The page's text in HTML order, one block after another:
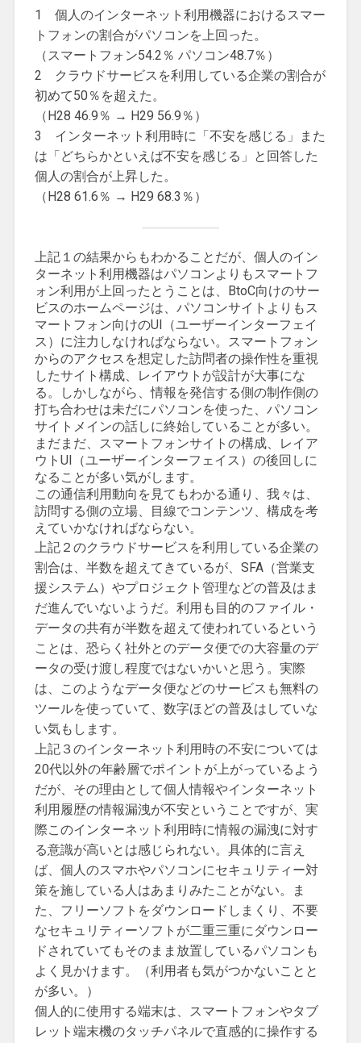
1 個人のインターネット利用機器におけるスマー
トフォンの割合がパソコンを上回った。
（スマートフォン54.2％ パソコン48.7％）
2 クラウドサービスを利用している企業の割合が
初めて50％を超えた。
（H28 46.9％ → H29 56.9％）
3 インターネット利用時に「不安を感じる」また
は「どちらかといえば不安を感じる」と回答した
個人の割合が上昇した。
（H28 61.6％ → H29 68.3％）
上記１の結果からもわかることだが、個人のイン
ターネット利用機器はパソコンよりもスマートフ
ォン利用が上回ったとうことは、BtoC向けのサー
ビスのホームページは、パソコンサイトよりもス
マートフォン向けのUI（ユーザーインターフェイ
ス）に注力しなければならない。スマートフォン
からのアクセスを想定した訪問者の操作性を重視
したサイト構成、レイアウトが設計が大事にな
る。しかしながら、情報を発信する側の制作側の
打ち合わせは未だにパソコンを使った、パソコン
サイトメインの話しに終始していることが多い。
まだまだ、スマートフォンサイトの構成、レイア
ウトUI（ユーザーインターフェイス）の後回しに
なることが多い気がします。
この通信利用動向を見てもわかる通り、我々は、
訪問する側の立場、目線でコンテンツ、構成を考
えていかなければならない。
上記２のクラウドサービスを利用している企業の
割合は、半数を超えてきているが、SFA（営業支
援システム）やプロジェクト管理などの普及はま
だ進んでいないようだ。利用も目的のファイル・
データの共有が半数を超えて使われているという
ことは、恐らく社外とのデータ便での大容量のデ
ータの受け渡し程度ではないかいと思う。実際
は、このようなデータ便などのサービスも無料の
ツールを使っていて、数字ほどの普及はしていな
い気もします。
上記３のインターネット利用時の不安については
20代以外の年齢層でポイントが上がっているよう
だが、その理由として個人情報やインターネット
利用履歴の情報漏洩が不安ということですが、実
際このインターネット利用時に情報の漏洩に対す
る意識が高いとは感じられない。具体的に言え
ば、個人のスマホやパソコンにセキュリティー対
策を施している人はあまりみたことがない。ま
た、フリーソフトをダウンロードしまくり、不要
なセキュリティーソフトが二重三重にダウンロー
ドされていてもそのまま放置しているパソコンも
よく見かけます。（利用者も気がつかないことと
が多い。）
個人的に使用する端末は、スマートフォンやタブ
レット端末機のタッチパネルで直感的に操作する